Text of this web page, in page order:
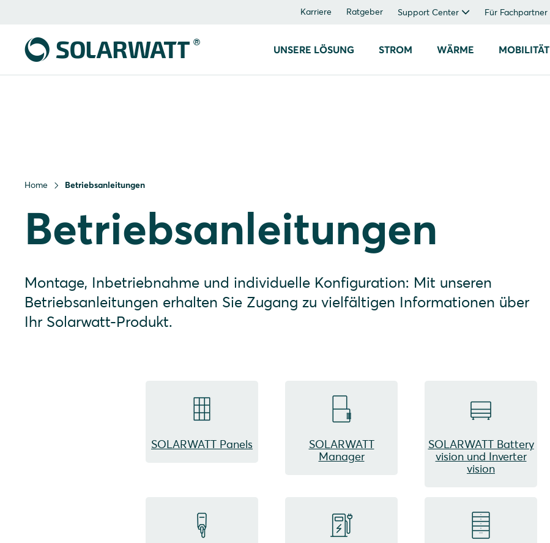
Karriere Ratgeber Support Center Für Fachpartner
UNSERE LÖSUNG STROM WÄRME MOBILITÄT
Home Betriebsanleitungen
Betriebsanleitungen
Montage, Inbetriebnahme und individuelle Konfiguration: Mit unseren
Betriebsanleitungen erhalten Sie Zugang zu vielfältigen Informationen über
Ihr Solarwatt-Produkt.
SOLARWATT Panels
SOLARWATT
Manager
SOLARWATT Battery
vision und Inverter
vision